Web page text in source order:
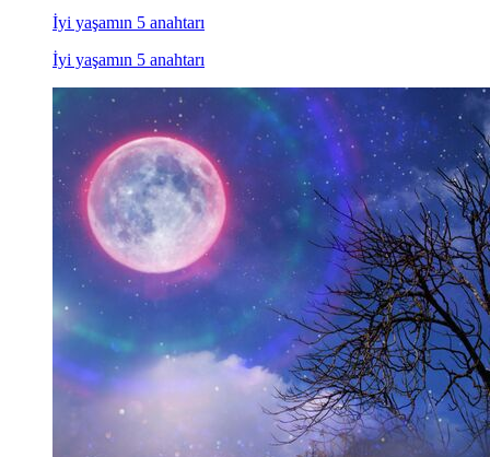
İyi yaşamın 5 anahtarı
İyi yaşamın 5 anahtarı